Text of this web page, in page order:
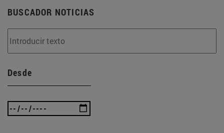
BUSCADOR NOTICIAS
Desde